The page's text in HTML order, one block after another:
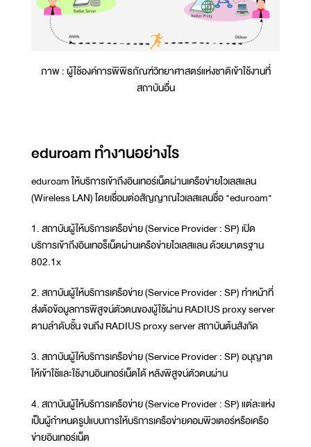
ภาพ : ผู้ใช้องค์การพิพิธภัณฑ์วิทยาศาสตร์แห่งชาติเข้าใช้งานที่
สถาบันอื่น
eduroam ทำงานอย่างไร
eduroam ให้บริการเข้าถึงอินเทอร์เน็ตผ่านเครือข่ายไวเลสแลน
(Wireless LAN) โดยเชื่อมต่อสัญญาณไวเลสแลนชื่อ "eduroam"
1. สถาบันผู้ให้บริการเครือข่าย (Service Provider : SP) เปิด
บริการเข้าถึงอินเทอร็เน็ตผ่านเครือข่ายไวเลสแลน ด้วยมาตรฐาน
802.1x
2. สถาบันผู้ให้บริการเครือข่าย (Service Provider : SP) ทำหน้าที่
ส่งต้อข้อมูลการพิสูจน์ตัวตนของผู้ใช้ผ่าน RADIUS proxy server
ตามลำดับชั้น จนถึง RADIUS proxy server สถาบันต้นสังกัด
3. สถาบันผู้ให้บริการเครือข่าย (Service Provider : SP) อนุญาต
ให้เข้าใช้และใช้งานอินเทอร์เน็ตได้ หลังพิสูจน์ตัวตนผ่าน
4. สถาบันผู้ให้บริการเครือข่าย (Service Provider : SP) แต่ละแห่ง
เป็นผู้กำหนดรูปแบบการให้บริการเครือข่ายคอมพิวเตอร์หรือเครือ
ข่ายอินเทอร์เน็ต